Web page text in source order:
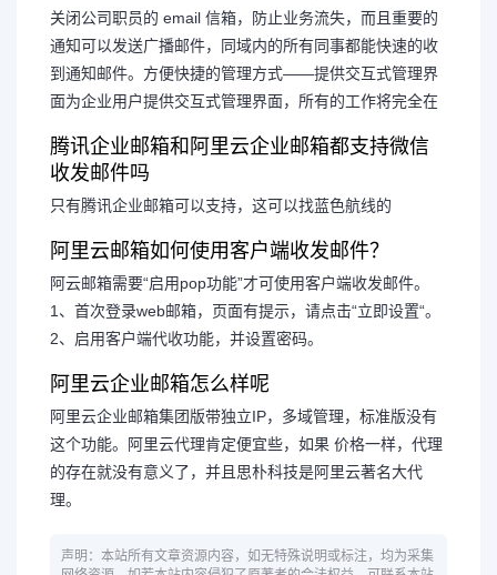
关闭公司职员的 email 信箱，防止业务流失，而且重要的
通知可以发送广播邮件，同域内的所有同事都能快速的收
到通知邮件。方便快捷的管理方式——提供交互式管理界
面为企业用户提供交互式管理界面，所有的工作将完全在
腾讯企业邮箱和阿里云企业邮箱都支持微信
收发邮件吗
只有腾讯企业邮箱可以支持，这可以找蓝色航线的
阿里云邮箱如何使用客户端收发邮件？
阿云邮箱需要“启用pop功能”才可使用客户端收发邮件。
1、首次登录web邮箱，页面有提示，请点击“立即设置“。
2、启用客户端代收功能，并设置密码。
阿里云企业邮箱怎么样呢
阿里云企业邮箱集团版带独立IP，多域管理，标准版没有
这个功能。阿里云代理肯定便宜些，如果 价格一样，代理
的存在就没有意义了，并且思朴科技是阿里云著名大代
理。
声明：本站所有文章资源内容，如无特殊说明或标注，均为采集